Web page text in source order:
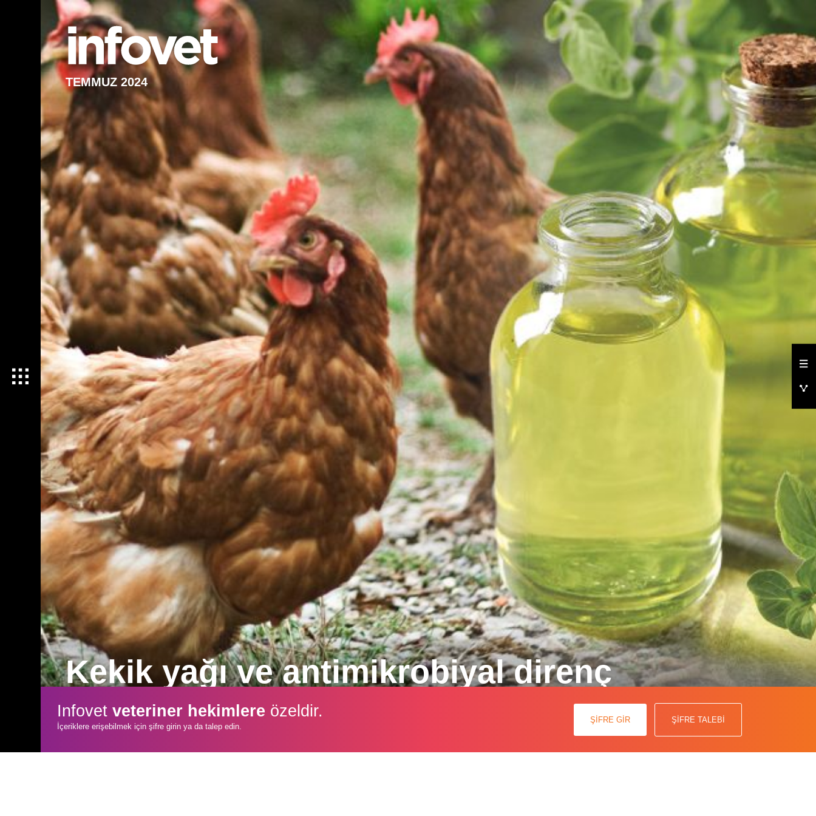
TEMMUZ 2024
Kekik yağı ve antimikrobiyal direnç
Kekik yağı, antimikrobiyal, antifungal, anti-inflamatuar ve antihelmintik özellikleri ile dikkat çekiyor. Antimikrobiyal direncin,
2050 yılına kadar insan ölümlerinin en büyük nedeni olması bekleniyor.
Infovetveteriner hekimlere özeldir.
İçeriklere erişebilmek için şifre girin ya da talep edin.
ŞİFRE GİR ŞİFRE TALEBİ